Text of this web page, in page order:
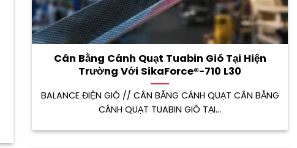
Cân Bằng Cánh Quạt Tuabin Gió Tại Hiện
Trường Với SikaForce®-710 L30
BALANCE ĐIỆN GIÓ // CÂN BẰNG CÁNH QUẠT CÂN BẰNG
CÁNH QUẠT TUABIN GIÓ TẠI...